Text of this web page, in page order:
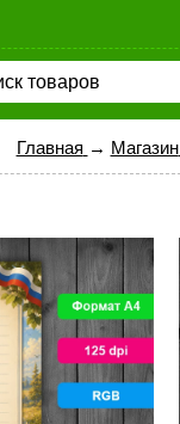
Главная → Магазин